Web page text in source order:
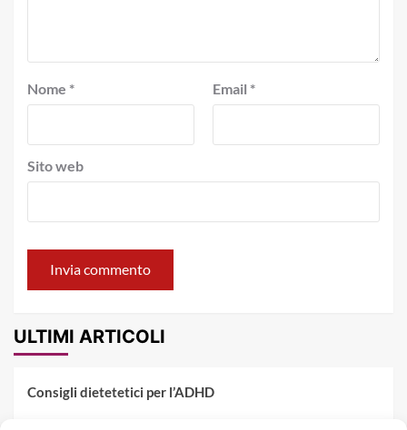
Nome * Email *
Sito web
ULTIMI ARTICOLI
Consigli dietetetici per l’ADHD